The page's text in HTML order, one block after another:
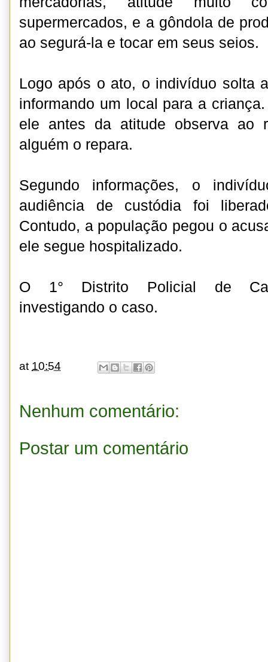
supermercados, e a gôndola de
ao segurá-la e tocar em seus seios.
Logo após o ato, o indivíduo solta
informando um local para a
ele antes da atitude observa ao
alguém o repara.
Segundo informações, o
audiência de custódia foi
Contudo, a população pegou o
ele segue hospitalizado.
O 1° Distrito Policial de
investigando o caso.
at 10:54
Nenhum comentário:
Postar um comentário